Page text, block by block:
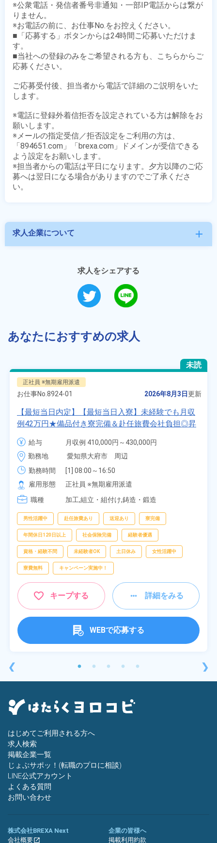
※公衆電話・発信者番号非通知・一部IP電話からは繋が
りません。
※お電話の前に、お仕事No.をお控えください。
■「応募する」ボタンからは24時間ご応募いただけま
す。
■当社への登録のみをご希望される方も、こちらからご
応募ください。
ご応募受付後、担当者から電話で詳細のご説明をいた
します。
※電話に登録外着信拒否を設定されている方は解除をお
願いします。
※メールの指定受信／拒否設定をご利用の方は、
「894651.com」「brexa.com」ドメインが受信できる
よう設定をお願いします。
※担当者からの電話は平日になります。夕方以降のご応
募へは翌日になる場合がありますのでご了承くださ
求人企業について add
求人をシェアする
あなたにおすすめの求人
❮
未読
正社員 ※無期雇用派遣
お仕事No. 8924-01 2026年8月3日更新
【最短当日内定】【最短当日入寮】未経験でも月収
例42万円★備品付き寮完備＆赴任旅費会社負担◎昇
給・業績賞与あり！組立や塗装など自動車製造の各
種作業！《愛知県大府市》
給与
月収例 410,000円～430,000円
月給 277,000円～277,000円
勤務地
愛知県大府市　周辺
勤務時間
[1] 08:00～16:50
[2] 06:25～15:10
[3] 17:05～01:50
雇用形態
正社員 ※無期雇用派遣
職種
加工,組立・組付け,鋳造・鍛造
男性活躍中 赴任旅費あり 送迎あり 寮完備
年間休日120日以上 社会保険完備 経験者優遇
資格・経験不問 未経験者OK 土日休み 女性活躍中
寮費無料 キャンペーン実施中！
キープする 詳細をみる
WEBで応募する
❯
はじめてご利用される方へ
求人検索
掲載企業一覧
じょぶサポッ！(転職のプロに相談)
LINE公式アカウント
よくある質問
お問い合わせ
株式会社BREXA Next
会社概要
企業の皆様へ
掲載利用約款